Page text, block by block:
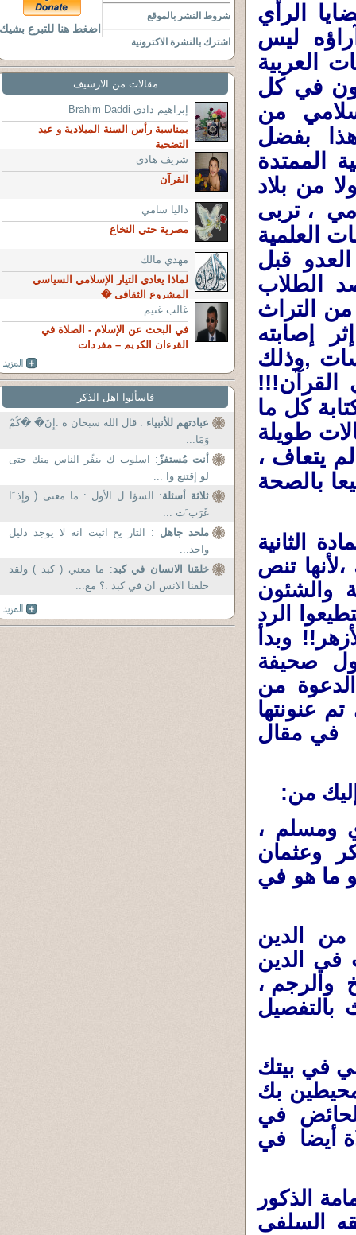
الرأي
ليس
العربية
في كل
من
بفضل
الممتدة
من بلاد
، تربى
العلمية
قبل
الطلاب
التراث
إصابته
,وذلك
كل ما
طويلة
يتعاف ،
بالصحة
الثانية
تنص
والشئون
الرد
وبدأ
صحيفة
من
عنونتها
في مقال
من:
ومسلم ،
وعثمان
ما هو في
من الدين
في الدين
والرجم ،
بالتفصيل
في بيتك
بك
في
أيضا في
الذكور
السلفى
شروط النشر بالموقع
اشترك بالنشرة الاكترونية
اضغط هنا للتبرع بشيك
مقالات من الارشيف
إبراهيم دادي Brahim Daddi
بمناسبة رأس السنة الميلادية و عيد
التضحية
شريف هادي
القرآن
داليا سامي
مصرية حتي النخاع
مهدي مالك
لماذا يعادي التيار الإسلامي السياسي
المشروع الثقافي �
غالب غنيم
في البحث عن الإسلام - الصلاة في
القرءان الكريم – مفردات
فاسألوا اهل الذكر
عبادتهم للأنبياء : قال الله سبحان ه :إِنَ� �كُمْ
وَمَا...
أنت مُستفزّ : اسلوب ك ينفّر الناس منك حتى
لو إقتنع وا ...
ثلاثة أسئلة: السؤا ل الأول : ما معنى ( وَإِذ َا
غَرَب َت ...
ملحد جاهل : التار يخ اثبت انه لا يوجد دليل
واحد...
خلقنا الانسان في كبد: ما معني ( كبد ) ولقد
خلقنا الانس ان في كبد .؟ مع...